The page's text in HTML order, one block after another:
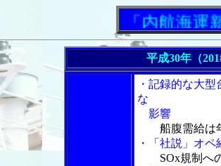
「内航海運新聞
平成30年（
・記録的な大
な
影響
船腹需給は
・「社説」オ
SOx規制へ